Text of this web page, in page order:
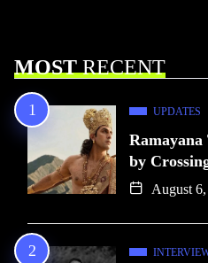
MOSTRECENT
UPDATES
by
August